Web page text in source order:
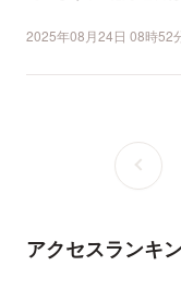
2025年08月24日 08時52
アクセスランキ